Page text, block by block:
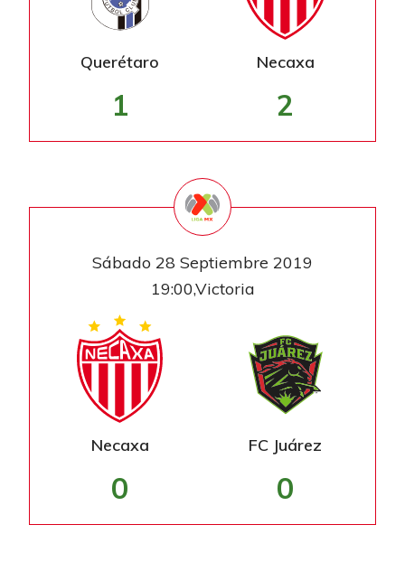
Querétaro
1
Necaxa
2
Sábado 28 Septiembre 2019
19:00,Victoria
Necaxa
0
FC Juárez
0